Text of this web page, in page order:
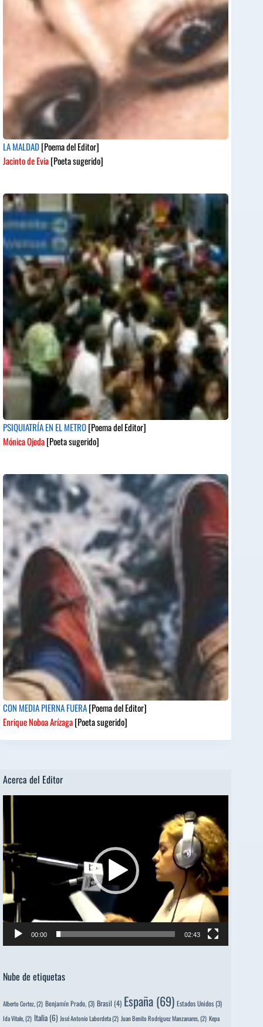
LA MALDAD[Poema del Editor]
Jacinto de Evia[Poeta sugerido]
PSIQUIATRÍA EN EL METRO[Poema del Editor]
Mónica Ojeda[Poeta sugerido]
CON MEDIA PIERNA FUERA[Poema del Editor]
Enrique Noboa Arízaga[Poeta sugerido]
Acerca del Editor
de
vídeo
00:00 02:43
Nube de etiquetas
Alberto Cortez, (2) Benjamín Prado,(3) Brasil (4) España (69) Estados Unidos(3)
Ida Vitale, (2) Italia (6) José Antonio Labordeta(2) Juan Benito Rodríguez Manzanares, (2) Kepa